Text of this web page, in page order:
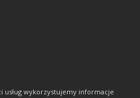
usług wykorzystujemy informacje